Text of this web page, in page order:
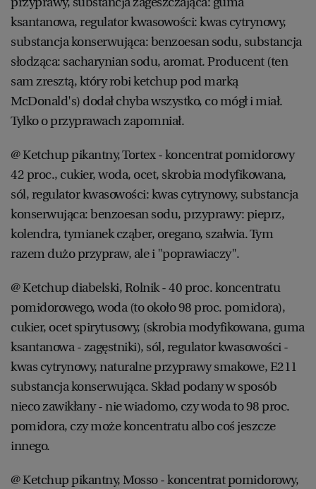
ksantanowa, regulator kwasowości: kwas cytrynowy,
substancja konserwująca: benzoesan sodu, substancja
słodząca: sacharynian sodu, aromat. Producent (ten
sam zresztą, który robi ketchup pod marką
McDonald's) dodał chyba wszystko, co mógł i miał.
Tylko o przyprawach zapomniał.
@ Ketchup pikantny, Tortex - koncentrat pomidorowy
42 proc., cukier, woda, ocet, skrobia modyfikowana,
sól, regulator kwasowości: kwas cytrynowy, substancja
konserwująca: benzoesan sodu, przyprawy: pieprz,
kolendra, tymianek cząber, oregano, szałwia. Tym
razem dużo przypraw, ale i "poprawiaczy".
@ Ketchup diabelski, Rolnik - 40 proc. koncentratu
pomidorowego, woda (to około 98 proc. pomidora),
cukier, ocet spirytusowy, (skrobia modyfikowana, guma
ksantanowa - zagęstniki), sól, regulator kwasowości -
kwas cytrynowy, naturalne przyprawy smakowe, E211
substancja konserwująca. Skład podany w sposób
nieco zawikłany - nie wiadomo, czy woda to 98 proc.
pomidora, czy może koncentratu albo coś jeszcze
innego.
@ Ketchup pikantny, Mosso - koncentrat pomidorowy,